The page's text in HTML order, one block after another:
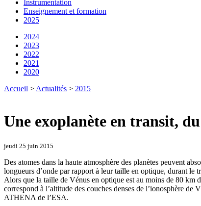
Instrumentation
Enseignement et formation
2025
2024
2023
2022
2021
2020
Accueil > Actualités > 2015
Une exoplanète en transit,
jeudi 25 juin 2015
Des atomes dans la haute atmosphère des planètes peuvent
longueurs d’onde par rapport à leur taille en optique, durant le
Alors que la taille de Vénus en optique est au moins de 80 km
correspond à l’altitude des couches denses de l’ionosphère
ATHENA de l’ESA.